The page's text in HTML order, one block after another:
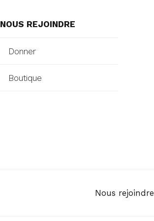
NOUS REJOINDRE
Donner
Boutique
Nous rejoindre